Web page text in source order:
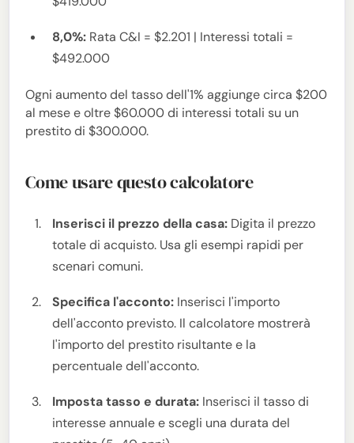
8,0%: Rata C&I = $2.201 | Interessi totali =
$492.000
Ogni aumento del tasso dell'1% aggiunge circa $200
al mese e oltre $60.000 di interessi totali su un
prestito di $300.000.
Come usare questo calcolatore
Inserisci il prezzo della casa: Digita il prezzo
totale di acquisto. Usa gli esempi rapidi per
scenari comuni.
Specifica l'acconto: Inserisci l'importo
dell'acconto previsto. Il calcolatore mostrerà
l'importo del prestito risultante e la
percentuale dell'acconto.
Imposta tasso e durata: Inserisci il tasso di
interesse annuale e scegli una durata del